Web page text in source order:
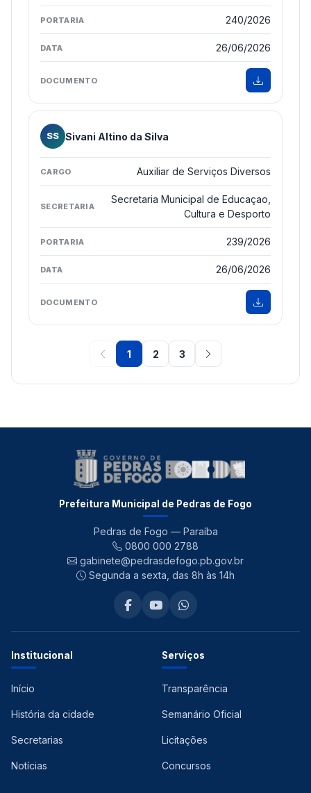
240/2026
26/06/2026
SS Sivani Altino da Silva
Auxiliar de Serviços Diversos
Secretaria Municipal de Educaçao,
Cultura e Desporto
239/2026
26/06/2026
1 2 3
Prefeitura Municipal de Pedras de Fogo
Pedras de Fogo — Paraíba
0800 000 2788
gabinete@pedrasdefogo.pb.gov.br
Segunda a sexta, das 8h às 14h
Institucional
Início
História da cidade
Secretarias
Notícias
Serviços
Transparência
Semanário Oficial
Licitações
Concursos